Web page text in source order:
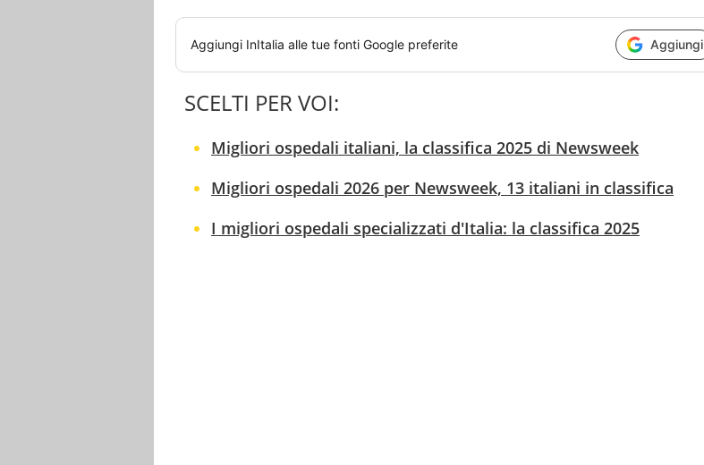
Aggiungi InItalia alle tue fonti Google preferite Aggiungi
SCELTI PER VOI:
Migliori ospedali italiani, la classifica 2025 di Newsweek
Migliori ospedali 2026 per Newsweek, 13 italiani in classifica
I migliori ospedali specializzati d'Italia: la classifica 2025